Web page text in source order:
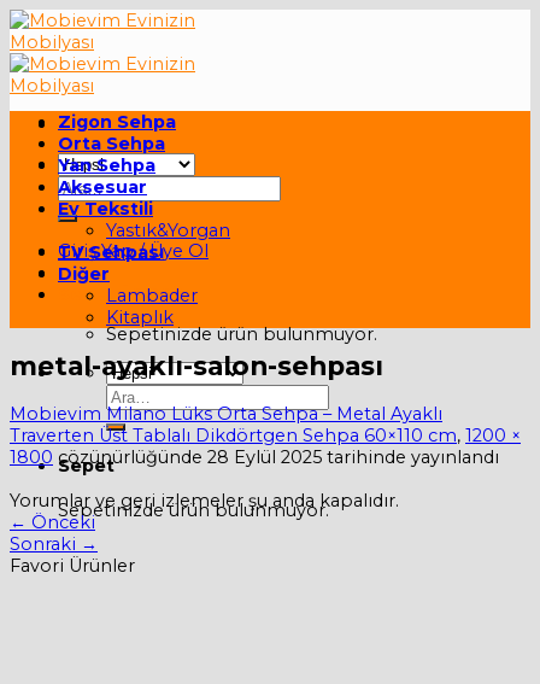
Skip
to
content
Ara:
Giriş Yap / Üye Ol
Sepet /0,00₺
Sepetinizde ürün bulunmuyor.
Ara:
Sepet
Sepetinizde ürün bulunmuyor.
Zigon Sehpa
Orta Sehpa
Yan Sehpa
Aksesuar
Ev Tekstili
Yastık&Yorgan
TV Sehpası
Diğer
Lambader
Kitaplık
metal-ayaklı-salon-sehpası
Mobievim Milano Lüks Orta Sehpa – Metal Ayaklı
Traverten Üst Tablalı Dikdörtgen Sehpa 60×110 cm, 1200 ×
1800 çözünürlüğünde 28 Eylül 2025 tarihinde yayınlandı
Yorumlar ve geri izlemeler şu anda kapalıdır.
← Önceki
Sonraki →
Favori Ürünler